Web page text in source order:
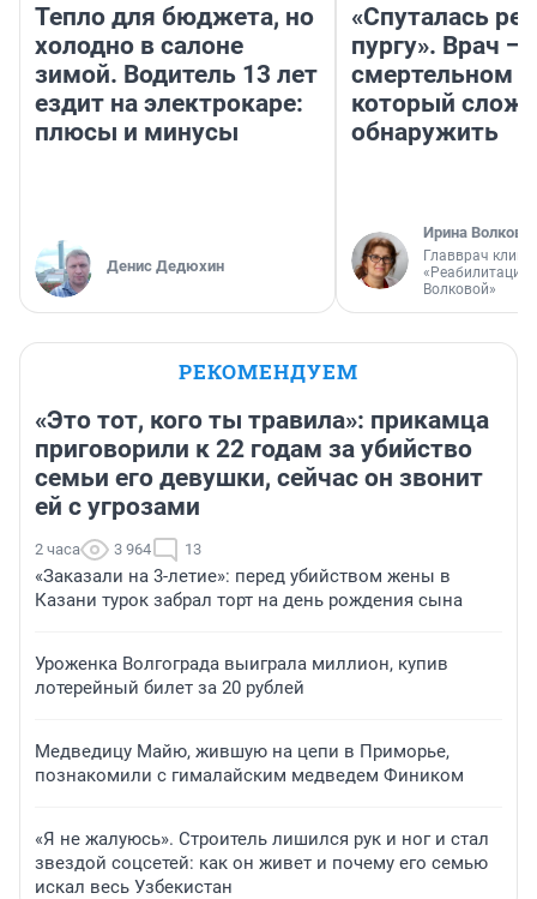
Тепло для бюджета, но
холодно в салоне
зимой. Водитель 13 лет
ездит на электрокаре:
плюсы и минусы
Денис Дедюхин
«Спуталась
пургу». Врач —
смертельном
который
обнаружить
Ирина Волкова
Главврач
«Реабилитация
Волковой»
РЕКОМЕНДУЕМ
«Это тот, кого ты травила»: прикамца
приговорили к 22 годам за убийство
семьи его девушки, сейчас он звонит
ей с угрозами
2 часа 3 964 13
«Заказали на 3-летие»: перед убийством жены в
Казани турок забрал торт на день рождения сына
Уроженка Волгограда выиграла миллион, купив
лотерейный билет за 20 рублей
Медведицу Майю, жившую на цепи в Приморье,
познакомили с гималайским медведем Фиником
«Я не жалуюсь». Строитель лишился рук и ног и стал
звездой соцсетей: как он живет и почему его семью
искал весь Узбекистан